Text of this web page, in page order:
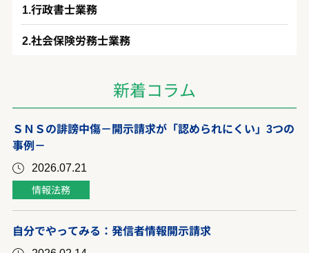
行政書士業務
社会保険労務士業務
新着コラム
ＳＮＳの誹謗中傷－開示請求が「認められにくい」3つの
事例－
2026.07.21
情報法務
自分でやってみる：発信者情報開示請求